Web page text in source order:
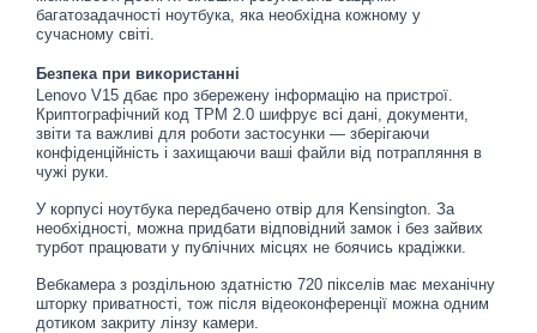
багатозадачності ноутбука, яка необхідна кожному у
сучасному світі.
Безпека при використанні
Lenovo V15 дбає про збережену інформацію на пристрої.
Криптографічний код ТРМ 2.0 шифрує всі дані, документи,
звіти та важливі для роботи застосунки — зберігаючи
конфіденційність і захищаючи ваші файли від потрапляння в
чужі руки.
У корпусі ноутбука передбачено отвір для Kensington. За
необхідності, можна придбати відповідний замок і без зайвих
турбот працювати у публічних місцях не боячись крадіжки.
Вебкамера з роздільною здатністю 720 пікселів має механічну
шторку приватності, тож після відеоконференції можна одним
дотиком закриту лінзу камери.